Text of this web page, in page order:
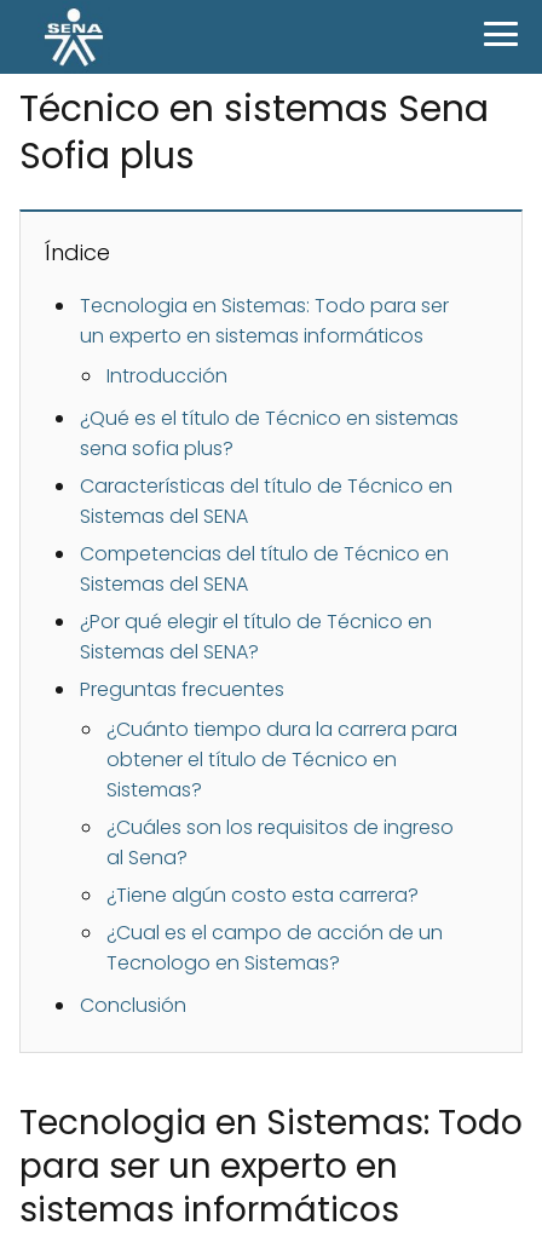
Técnico en sistemas Sena
Sofia plus
Índice
Tecnologia en Sistemas: Todo para ser
un experto en sistemas informáticos
Introducción
¿Qué es el título de Técnico en sistemas
sena sofia plus?
Características del título de Técnico en
Sistemas del SENA
Competencias del título de Técnico en
Sistemas del SENA
¿Por qué elegir el título de Técnico en
Sistemas del SENA?
Preguntas frecuentes
¿Cuánto tiempo dura la carrera para
obtener el título de Técnico en
Sistemas?
¿Cuáles son los requisitos de ingreso
al Sena?
¿Tiene algún costo esta carrera?
¿Cual es el campo de acción de un
Tecnologo en Sistemas?
Conclusión
Tecnologia en Sistemas: Todo
para ser un experto en
sistemas informáticos